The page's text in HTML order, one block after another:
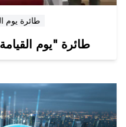
#طائرة يوم
طائرة "يوم